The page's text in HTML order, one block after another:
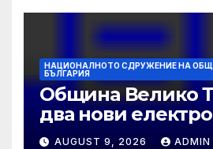
НАЦИОНАЛНОТО СДРУЖЕНИЕ НА
БЪЛГАРИЯ
Община Велико
два нови
AUGUST 9, 2026 ADMIN